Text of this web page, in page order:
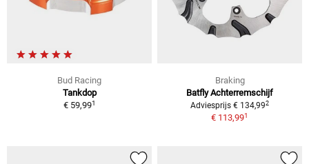
Bud Racing
Tankdop
€ 59,991
Braking
Batfly Achterremschijf
Adviesprijs € 134,992
€ 113,991